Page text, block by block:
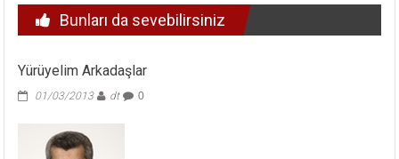
Bunları da sevebilirsiniz
Yürüyelim Arkadaşlar
01/03/2013 dt 0